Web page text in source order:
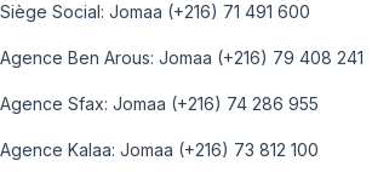
Siège Social: Jomaa (+216) 71 491 600
Agence Ben Arous: Jomaa (+216) 79 408 241
Agence Sfax: Jomaa (+216) 74 286 955
Agence Kalaa: Jomaa (+216) 73 812 100